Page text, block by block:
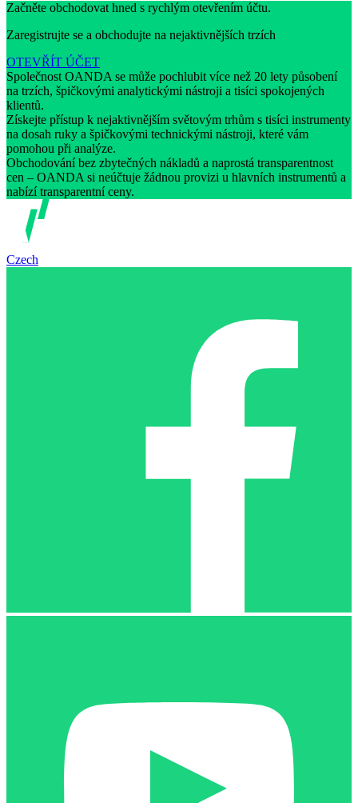
Začněte obchodovat hned s rychlým otevřením účtu.
Zaregistrujte se a obchodujte na nejaktivnějších trzích
OTEVŘÍT ÚČET
Společnost OANDA se může pochlubit více než 20 lety působení
na trzích, špičkovými analytickými nástroji a tisíci spokojených
klientů.
Získejte přístup k nejaktivnějším světovým trhům s tisíci instrumenty
na dosah ruky a špičkovými technickými nástroji, které vám
pomohou při analýze.
Obchodování bez zbytečných nákladů a naprostá transparentnost
cen – OANDA si neúčtuje žádnou provizi u hlavních instrumentů a
nabízí transparentní ceny.
Czech